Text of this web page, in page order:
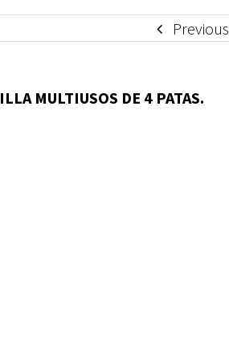
Previous
MULTIUSOS DE 4 PATAS.